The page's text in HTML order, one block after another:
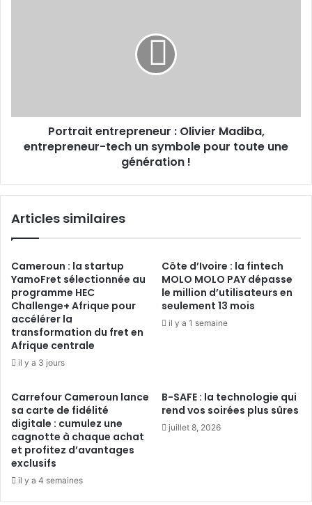
pour
une
Portrait entrepreneur : Olivier Madiba,
entrepreneur-tech un symbole pour toute une
génération !
Articles similaires
Cameroun : la startup
YamoFret sélectionnée au
programme HEC
Challenge+ Afrique pour
accélérer la
transformation du fret en
Afrique centrale
il y a 3 jours
Côte d’Ivoire : la fintech
MOLO MOLO PAY dépasse
le million d’utilisateurs en
seulement 13 mois
il y a 1 semaine
Carrefour Cameroun lance
sa carte de fidélité
digitale : cumulez une
cagnotte à chaque achat
et profitez d’avantages
exclusifs
il y a 4 semaines
B-SAFE : la technologie qui
rend vos soirées plus sûres
juillet 8, 2026